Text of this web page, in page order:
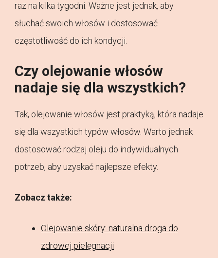
raz na kilka tygodni. Ważne jest jednak, aby
słuchać swoich włosów i dostosować
częstotliwość do ich kondycji.
Czy olejowanie włosów
nadaje się dla wszystkich?
Tak, olejowanie włosów jest praktyką, która nadaje
się dla wszystkich typów włosów. Warto jednak
dostosować rodzaj oleju do indywidualnych
potrzeb, aby uzyskać najlepsze efekty.
Zobacz także:
Olejowanie skóry: naturalna droga do
zdrowej pielęgnacji